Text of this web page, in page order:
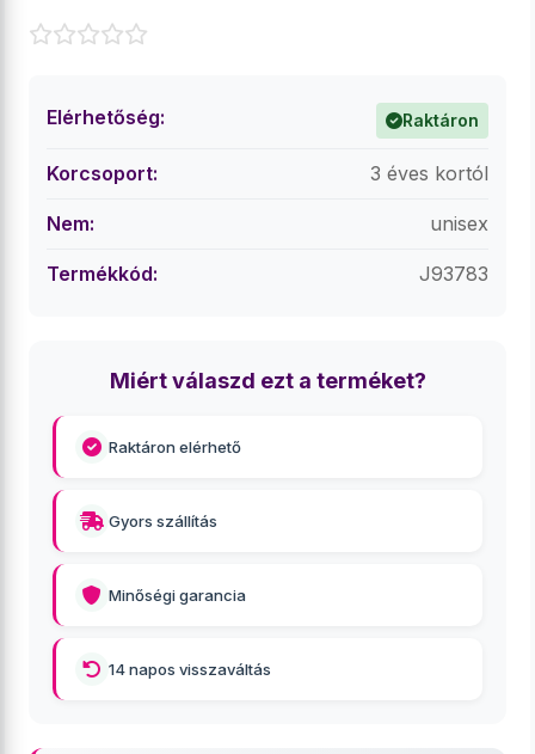
Elérhetőség: Raktáron
Korcsoport: 3 éves kortól
Nem: unisex
Termékkód: J93783
Miért válaszd ezt a terméket?
Raktáron elérhető
Gyors szállítás
Minőségi garancia
14 napos visszaváltás